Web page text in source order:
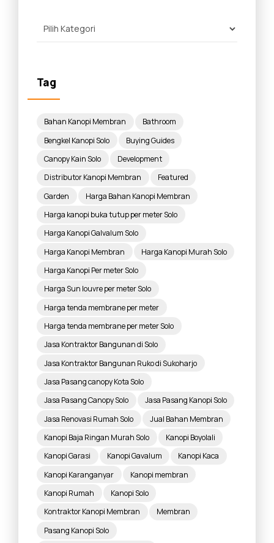
Tag
Bahan Kanopi Membran
Bathroom
Bengkel Kanopi Solo
Buying Guides
Canopy Kain Solo
Development
Distributor Kanopi Membran
Featured
Garden
Harga Bahan Kanopi Membran
Harga kanopi buka tutup per meter Solo
Harga Kanopi Galvalum Solo
Harga Kanopi Membran
Harga Kanopi Murah Solo
Harga Kanopi Per meter Solo
Harga Sun louvre per meter Solo
Harga tenda membrane per meter
Harga tenda membrane per meter Solo
Jasa Kontraktor Bangunan di Solo
Jasa Kontraktor Bangunan Ruko di Sukoharjo
Jasa Pasang canopy Kota Solo
Jasa Pasang Canopy Solo
Jasa Pasang Kanopi Solo
Jasa Renovasi Rumah Solo
Jual Bahan Membran
Kanopi Baja Ringan Murah Solo
Kanopi Boyolali
Kanopi Garasi
Kanopi Gavalum
Kanopi Kaca
Kanopi Karanganyar
Kanopi membran
Kanopi Rumah
Kanopi Solo
Kontraktor Kanopi Membran
Membran
Pasang Kanopi Solo